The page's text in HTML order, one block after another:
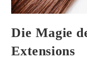
Die Magie
Extensions